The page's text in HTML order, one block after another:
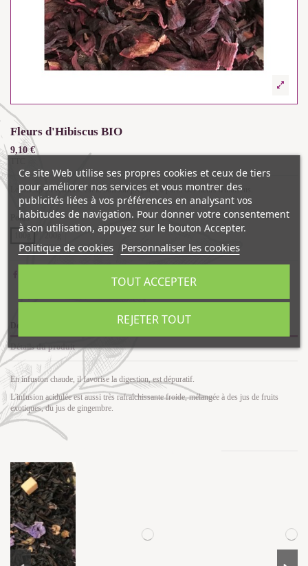
Fleurs d'Hibiscus BIO
9,10 €
Le Bissap ou Karkadé est la boisson préparée à partir des fleurs d'hibiscus.
Poids
Détails du produit
En infusion chaude, il favorise la digestion, est dépuratif.
L'infusion acidulée est aussi très rafraîchissante froide, mélangée à des jus de fruits
exotiques, du jus de gingembre.
Ce site Web utilise ses propres cookies et ceux de tiers
pour améliorer nos services et vous montrer des
publicités liées à vos préférences en analysant vos
habitudes de navigation. Pour donner votre consentement
à son utilisation, appuyez sur le bouton Accepter.
Politique de cookies Personnaliser les cookies
REJETER TOUT
TOUT ACCEPTER